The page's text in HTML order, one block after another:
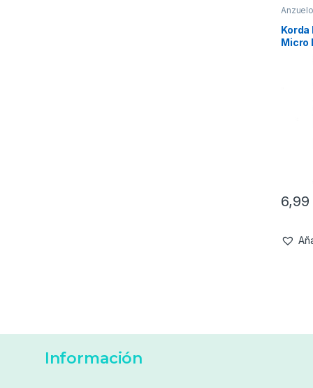
Korda
Micro
6,99
Información